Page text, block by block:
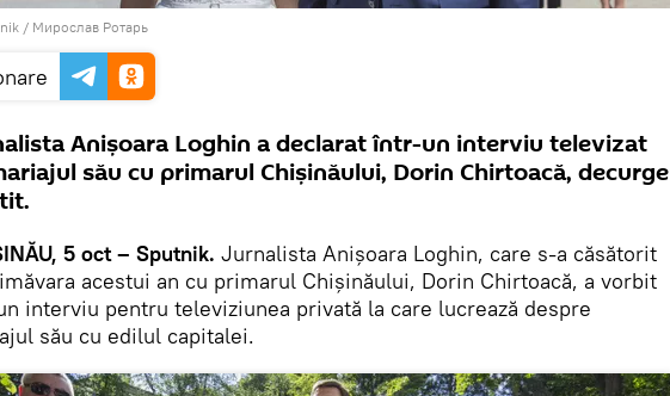
/ Мирослав Ротарь
Anişoara Loghin a declarat într-un interviu televizat
său cu primarul Chişinăului, Dorin Chirtoacă, decurge
5 oct – Sputnik. Jurnalista Anişoara Loghin, care s-a căsătorit
acestui an cu primarul Chişinăului, Dorin Chirtoacă, a vorbit
interviu pentru televiziunea privată la care lucrează despre
său cu edilul capitalei.